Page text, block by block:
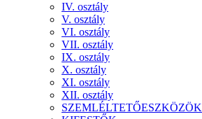
IV. osztály
V. osztály
VI. osztály
VII. osztály
IX. osztály
X. osztály
XI. osztály
XII. osztály
SZEMLÉLTETŐESZKÖZÖK